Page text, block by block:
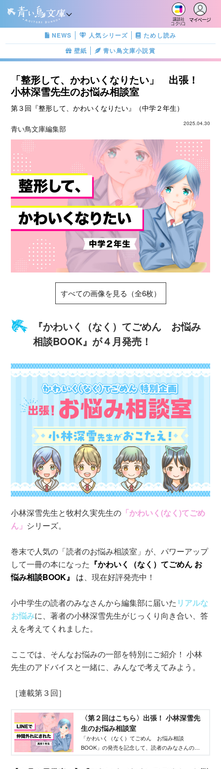
講談社
コクリコ
マイページ
NEWS 人気シリーズ
ためし読み
壁紙
青い鳥文庫小説賞
「整形して、かわいくなりたい」 出張！
小林深雪先生のお悩み相談室
第３回『整形して、かわいくなりたい』（中学２年生）
2025.04.30
青い鳥文庫編集部
すべての画像を見る（全6枚）
『かわいく（なく）てごめん お悩み
相談BOOK』が４月発売！
小林深雪先生と牧村久実先生の 「かわいく(なく)てごめ
ん」 シリーズ。
巻末で人気の「読者のお悩み相談室」が、パワーアップ
して一冊の本になった 『かわいく（なく）てごめん お
悩み相談BOOK』
は 、現在好評発売中！
小中学生の読者のみなさんから編集部に届いた リアルな
お悩みに、著者の小林深雪先生がじっくり向き合い、答
えを考えてくれました。
ここでは、そんなお悩みの一部を特別にご紹介！ 小林
先生のアドバイスと一緒に、みんなで考えてみよう。
［連載第３回］
〈第２回はこちら〉出張！ 小林深雪先
生のお悩み相談室
「かわいく（なく）てごめん お悩み相談
BOOK」の発売を記念して、読者のみなさんのお